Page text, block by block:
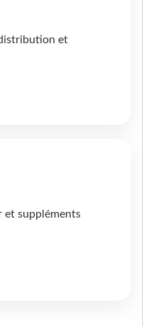
et
et suppléments